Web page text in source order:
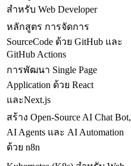
สำหรับ Web Developer
หลักสูตร การจัดการ
SourceCode ด้วย GitHub และ
GitHub Actions
การพัฒนา Single Page
Application ด้วย React
และNext.js
สร้าง Open-Source AI Chat Bot,
AI Agents และ AI Automation
ด้วย n8n